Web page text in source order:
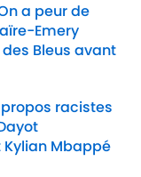
a peur de
Emery
Bleus avant
racistes
Mbappé